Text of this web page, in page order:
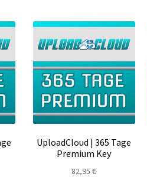
UploadCloud | 365 Tage
Premium Key
82,95€